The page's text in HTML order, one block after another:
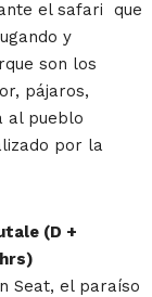
el safari que
y
son los
pájaros,
al pueblo
por la
(D +
Seat, el paraíso